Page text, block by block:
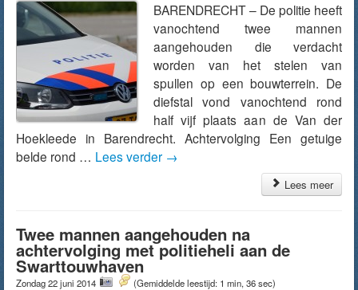
BARENDRECHT – De politie heeft
vanochtend twee mannen
aangehouden die verdacht
worden van het stelen van
spullen op een bouwterrein. De
diefstal vond vanochtend rond
half vijf plaats aan de Van der
Hoekleede in Barendrecht. Achtervolging Een getuige
belde rond … Lees verder →
Lees meer
Twee mannen aangehouden na
achtervolging met politieheli aan de
Swarttouwhaven
Zondag 22 juni 2014 (Gemiddelde leestijd: 1 min, 36 sec)